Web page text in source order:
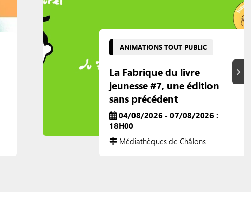
ANIMATIONS TOUT PUBLIC
La Fabrique du livre
jeunesse #7, une édition
sans précédent
04/08/2026 - 07/08/2026 :
18H00
Médiathèques de Châlons